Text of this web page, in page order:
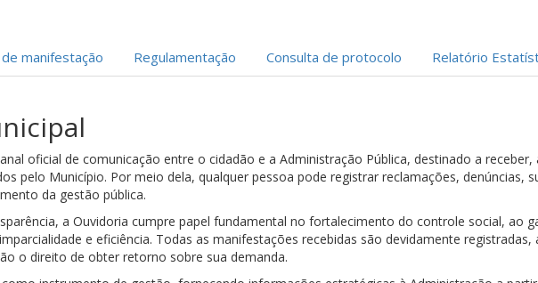
manifestação Regulamentação Consulta de protocolo Relatório
oficial de comunicação entre o cidadão e a Administração Pública, destinado a
pelo Município. Por meio dela, qualquer pessoa pode registrar reclamações, denúncias,
da gestão pública.
a Ouvidoria cumpre papel fundamental no fortalecimento do controle social, ao
e eficiência. Todas as manifestações recebidas são devidamente
o direito de obter retorno sobre sua demanda.